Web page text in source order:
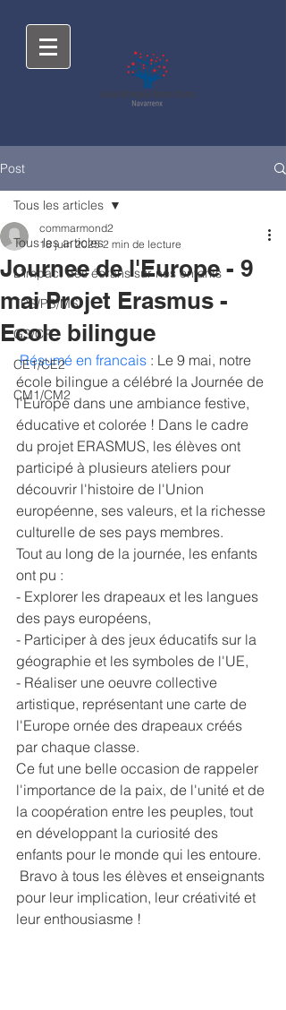
Post
Tous les articles
L'impact des écrans sur nos enfants
TPS/PS/MS
GS/CP
CE1/CE2
CM1/CM2
Tous les articles
Journee de l'Europe - 9
mai Projet Erasmus -
Ecole bilingue
commarmond2
18 juin 2025 2 min de lecture
Résumé en francais : Le 9 mai, notre
école bilingue a célébré la Journée de
l'Europe dans une ambiance festive,
éducative et colorée ! Dans le cadre
du projet ERASMUS, les élèves ont
participé à plusieurs ateliers pour
découvrir l'histoire de l'Union
européenne, ses valeurs, et la richesse
culturelle de ses pays membres.
Tout au long de la journée, les enfants
ont pu :
- Explorer les drapeaux et les langues
des pays européens,
- Participer à des jeux éducatifs sur la
géographie et les symboles de l'UE,
- Réaliser une oeuvre collective
artistique, représentant une carte de
l'Europe ornée des drapeaux créés
par chaque classe.
Ce fut une belle occasion de rappeler
l'importance de la paix, de l'unité et de
la coopération entre les peuples, tout
en développant la curiosité des
enfants pour le monde qui les entoure.
pour leur implication, leur créativité et
leur enthousiasme !